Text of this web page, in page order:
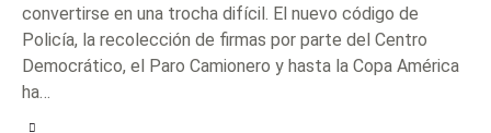
convertirse en una trocha difícil. El nuevo código de
Policía, la recolección de firmas por parte del Centro
Democrático, el Paro Camionero y hasta la Copa América
ha…